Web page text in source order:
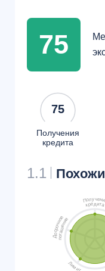
75
75
Получения
кредита
1.1
Получени
кредита
Лими
Д
о
с
р
о
ч
но
е
п
о
г
а
ш
е
ни
е